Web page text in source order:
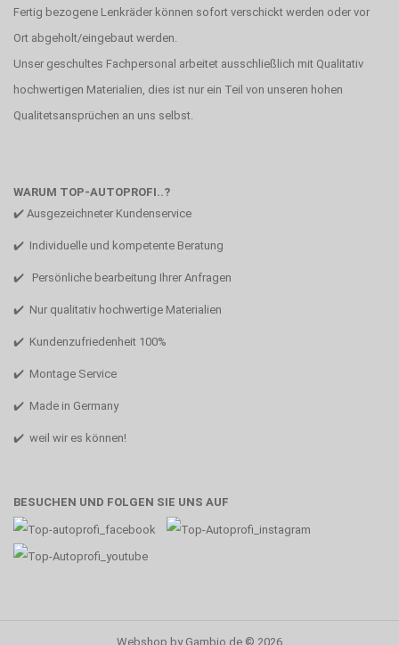
Fertig bezogene Lenkräder können sofort verschickt werden oder vor
Ort abgeholt/eingebaut werden.
Unser geschultes Fachpersonal arbeitet ausschließlich mit Qualitativ
hochwertigen Materialien, dies ist nur ein Teil von unseren hohen
Qualitetsansprüchen an uns selbst.
WARUM TOP-AUTOPROFI..?
✔️ Ausgezeichneter Kundenservice
✔️ Individuelle und kompetente Beratung
✔️ Persönliche bearbeitung Ihrer Anfragen
✔️ Nur qualitativ hochwertige Materialien
✔️ Kundenzufriedenheit 100%
✔️ Montage Service
✔️ Made in Germany
✔️ weil wir es können!
BESUCHEN UND FOLGEN SIE UNS AUF
Webshop by Gambio.de © 2026